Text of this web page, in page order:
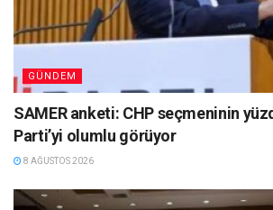
GÜNDEM
SAMER anketi: CHP seçmeninin
Parti’yi olumlu görüyor
8 AĞUSTOS 2026